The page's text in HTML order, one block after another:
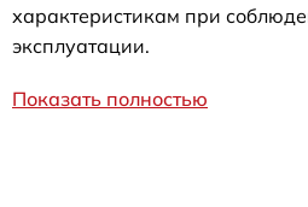
характеристикам при
эксплуатации.
Показать полностью